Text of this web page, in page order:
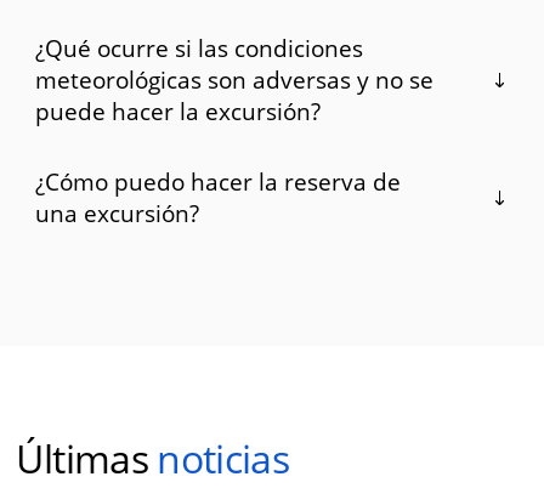
¿Qué ocurre si las condiciones
meteorológicas son adversas y no se
puede hacer la excursión?
¿Cómo puedo hacer la reserva de
una excursión?
Últimas noticias